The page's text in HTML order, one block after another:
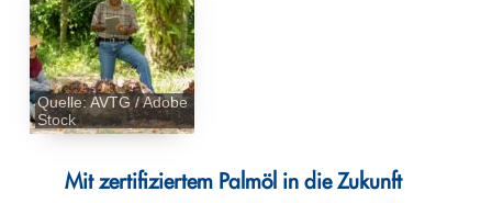
Quelle: AVTG / Adobe
Stock
Mit zertifiziertem Palmöl in die Zukunft